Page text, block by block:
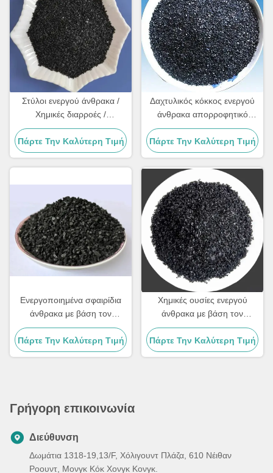
Στύλοι ενεργού άνθρακα /
Χημικές διαρροές /
Απομάκρυνση χρώματος
Πάρτε Την Καλύτερη Τιμή
Δαχτυλικός κόκκος ενεργού
άνθρακα απορροφητικό
περιβαλλοντική βιωσιμότητα
Πάρτε Την Καλύτερη Τιμή
Ενεργοποιημένα σφαιρίδια
άνθρακα με βάση τον
άνθρακα
Πάρτε Την Καλύτερη Τιμή
Χημικές ουσίες ενεργού
άνθρακα με βάση τον
άνθρακα
Πάρτε Την Καλύτερη Τιμή
Γρήγορη επικοινωνία
Διεύθυνση
Δωμάτια 1318-19,13/F, Χόλιγουντ Πλάζα, 610 Νέιθαν
Ροουντ, Μονγκ Κόκ Χονγκ Κονγκ.